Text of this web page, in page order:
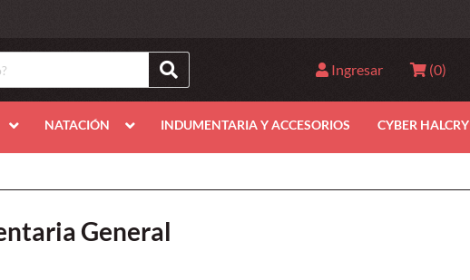
Ingresar (0)
NATACIÓN INDUMENTARIA Y ACCESORIOS CYBER HALCRY
General